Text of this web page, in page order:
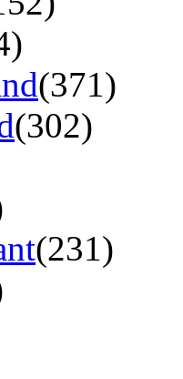
(371)
(302)
(231)